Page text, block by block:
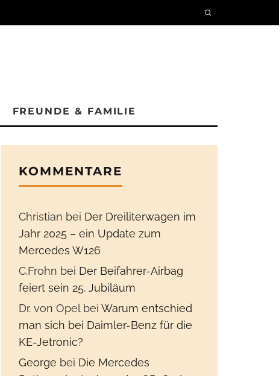
FREUNDE & FAMILIE
KOMMENTARE
Christian bei Der Dreiliterwagen im
Jahr 2025 – ein Update zum
Mercedes W126
C.Frohn bei Der Beifahrer-Airbag
feiert sein 25. Jubiläum
Dr. von Opelbei Warum entschied
man sich bei Daimler-Benz für die
KE-Jetronic?
George bei Die Mercedes